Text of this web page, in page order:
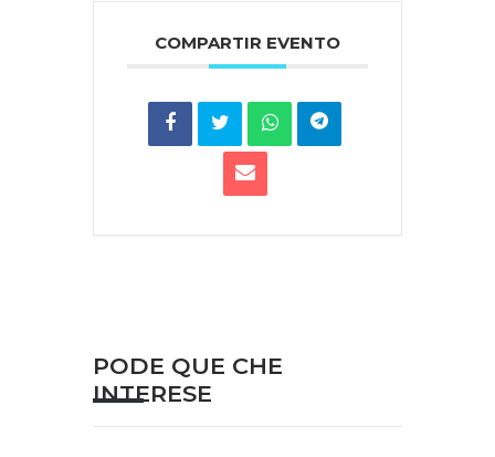
COMPARTIR EVENTO
PODE QUE CHE
INTERESE